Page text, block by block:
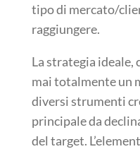
tipo di mercato/
raggiungere.
La strategia ideale,
mai totalmente un
diversi strumenti
principale da
del target.